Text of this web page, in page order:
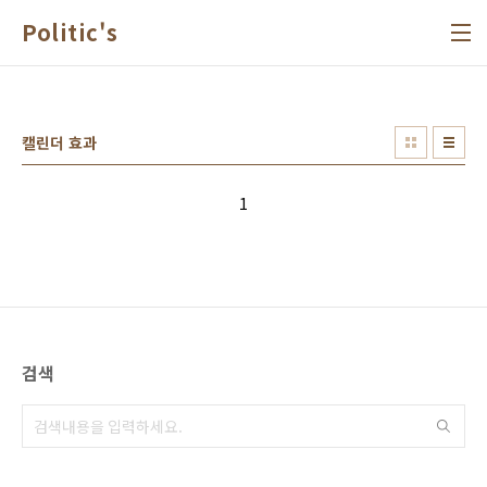
Politic's
캘린더 효과
1
검색